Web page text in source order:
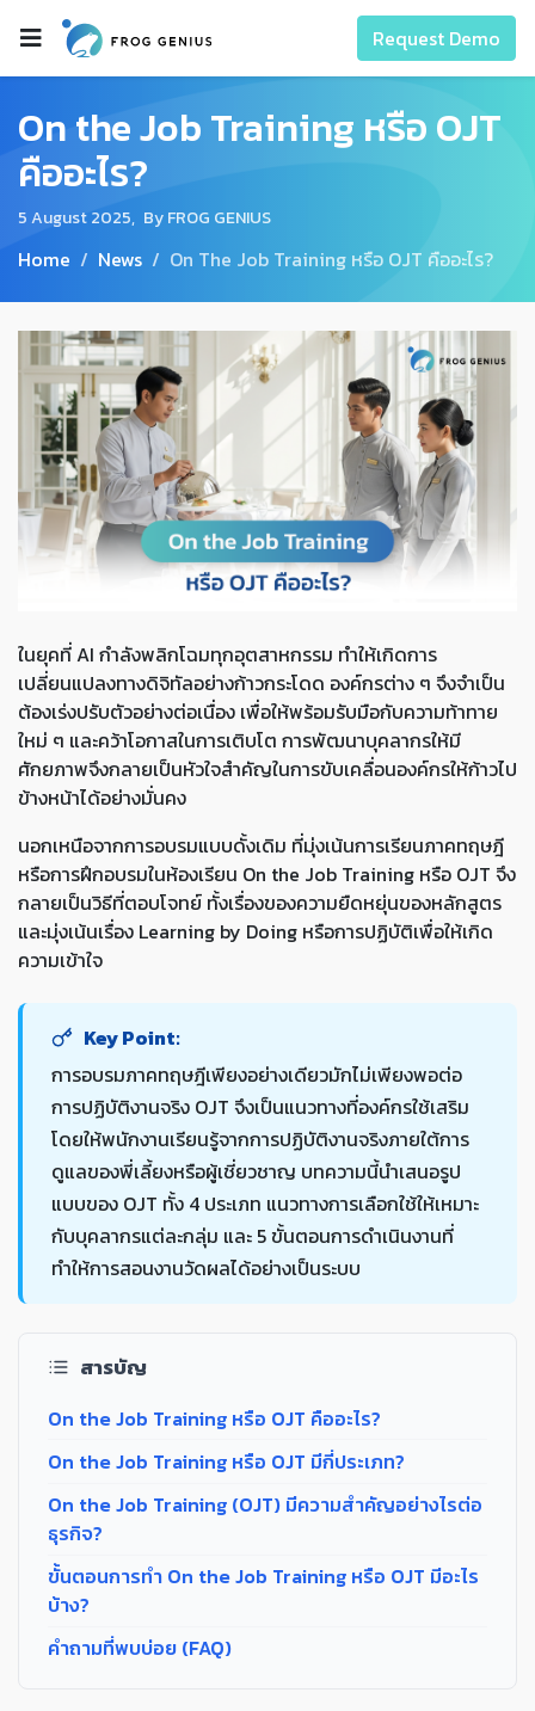
Request Demo
On the Job Training หรือ OJT
คืออะไร?
5 August 2025, By FROG GENIUS
Home News On The Job Training หรือ OJT คืออะไร?
ในยุคที่ AI กำลังพลิกโฉมทุกอุตสาหกรรม ทำให้เกิดการ
เปลี่ยนแปลงทางดิจิทัลอย่างก้าวกระโดด องค์กรต่าง ๆ จึงจำเป็น
ต้องเร่งปรับตัวอย่างต่อเนื่อง เพื่อให้พร้อมรับมือกับความท้าทาย
ใหม่ ๆ และคว้าโอกาสในการเติบโต การพัฒนาบุคลากรให้มี
ศักยภาพจึงกลายเป็นหัวใจสำคัญในการขับเคลื่อนองค์กรให้ก้าวไป
ข้างหน้าได้อย่างมั่นคง
นอกเหนือจากการอบรมแบบดั้งเดิม ที่มุ่งเน้นการเรียนภาคทฤษฎี
หรือการฝึกอบรมในห้องเรียน On the Job Training หรือ OJT จึง
กลายเป็นวิธีที่ตอบโจทย์ ทั้งเรื่องของความยืดหยุ่นของหลักสูตร
และมุ่งเน้นเรื่อง Learning by Doing หรือการปฏิบัติเพื่อให้เกิด
ความเข้าใจ
Key Point:
การอบรมภาคทฤษฎีเพียงอย่างเดียวมักไม่เพียงพอต่อ
การปฏิบัติงานจริง OJT จึงเป็นแนวทางที่องค์กรใช้เสริม
โดยให้พนักงานเรียนรู้จากการปฏิบัติงานจริงภายใต้การ
ดูแลของพี่เลี้ยงหรือผู้เชี่ยวชาญ บทความนี้นำเสนอรูป
แบบของ OJT ทั้ง 4 ประเภท แนวทางการเลือกใช้ให้เหมาะ
กับบุคลากรแต่ละกลุ่ม และ 5 ขั้นตอนการดำเนินงานที่
ทำให้การสอนงานวัดผลได้อย่างเป็นระบบ
สารบัญ
On the Job Training หรือ OJT คืออะไร?
On the Job Training หรือ OJT มีกี่ประเภท?
On the Job Training (OJT) มีความสำคัญอย่างไรต่อ
ธุรกิจ?
ขั้นตอนการทำ On the Job Training หรือ OJT มีอะไร
บ้าง?
คำถามที่พบบ่อย (FAQ)